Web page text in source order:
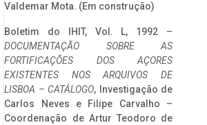
Valdemar Mota. (Em construção)
Boletim do IHIT, Vol. L, 1992 –
DOCUMENTAÇÃO SOBRE AS
FORTIFICAÇÕES DOS AÇORES
EXISTENTES NOS ARQUIVOS DE
LISBOA – CATÁLOGO, Investigação de
Carlos Neves e Filipe Carvalho –
Coordenação de Artur Teodoro de